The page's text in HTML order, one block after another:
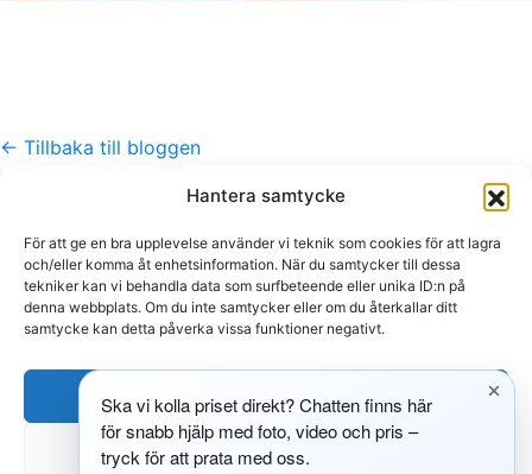
Hantera samtycke
För att ge en bra upplevelse använder vi teknik som cookies för att lagra
och/eller komma åt enhetsinformation. När du samtycker till dessa
tekniker kan vi behandla data som surfbeteende eller unika ID:n på
denna webbplats. Om du inte samtycker eller om du återkallar ditt
samtycke kan detta påverka vissa funktioner negativt.
Acceptera
Neka
← Tillbaka till bloggen
Foto · Video · Studio · Borås
Kontakt
info@609.se
073-510 18 81
Bryggaregatan 10b
503 38 Borås
Ska vi kolla priset direkt? Chatten finns här
för snabb hjälp med foto, video och pris –
tryck för att prata med oss.